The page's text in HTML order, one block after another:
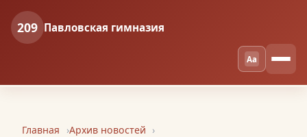
209 Павловская гимназия
Aa
Главная
Архив новостей